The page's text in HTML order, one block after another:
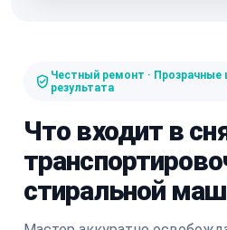
Честный ремонт · Прозрачные
результата
Что входит в
стиральной